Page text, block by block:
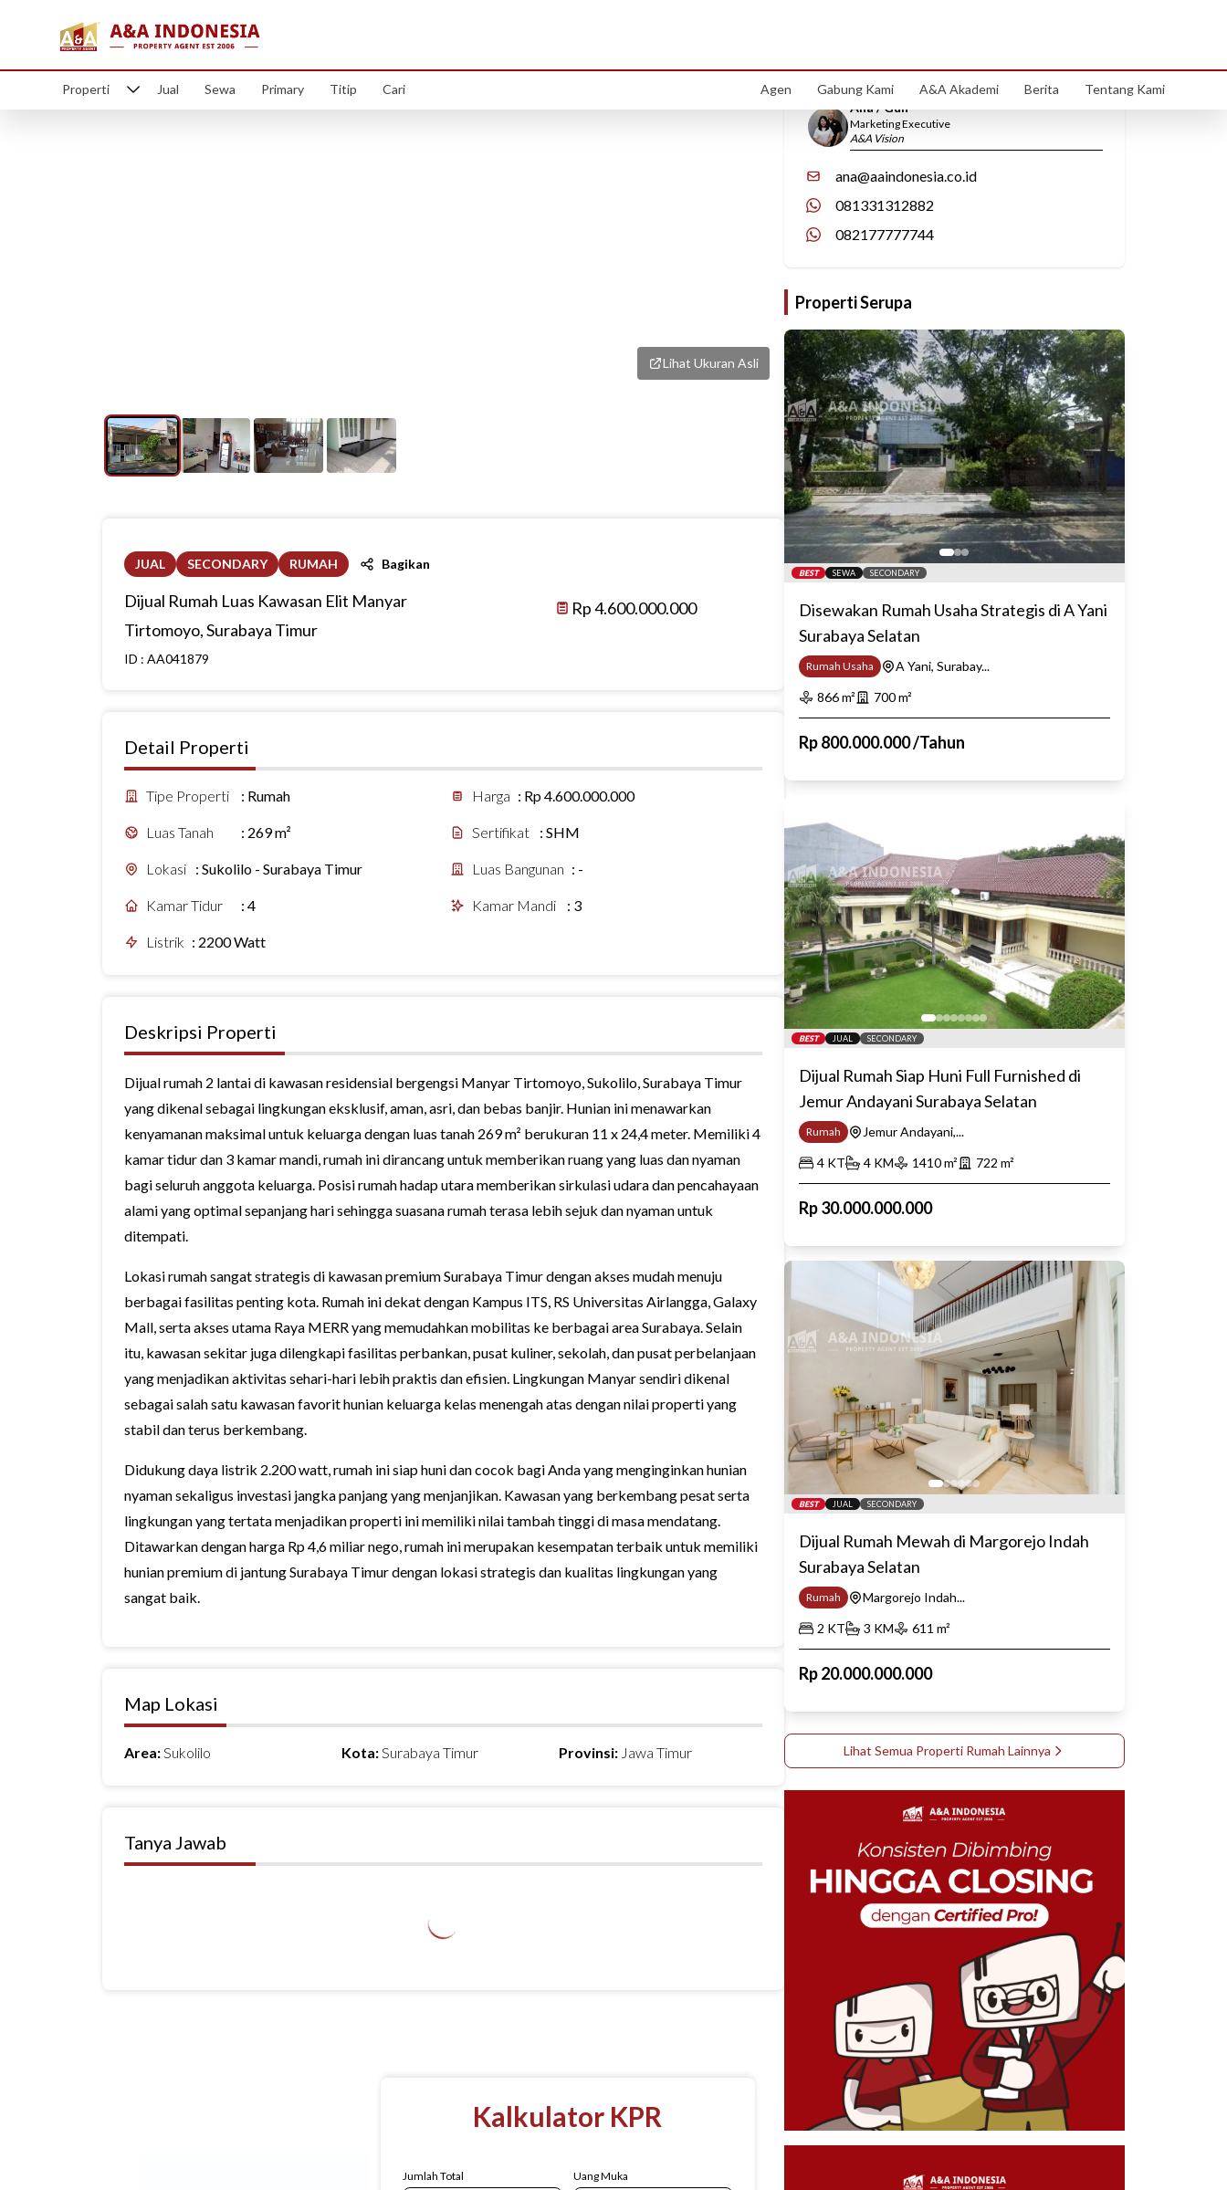
Properti Jual Sewa Primary Titip Cari Agen Gabung Kami A&A Akademi Berita Tentang Kami
Lihat Ukuran Asli
JUAL SECONDARY RUMAH Bagikan
Dijual Rumah Luas Kawasan Elit Manyar
Tirtomoyo, Surabaya Timur
Rp 4.600.000.000
ID : AA041879
Kalkulator KPR
Jumlah Total Uang Muka
Detail Properti
Tipe Properti : Rumah Harga : Rp 4.600.000.000
Luas Tanah : 269 m² Sertifikat :SHM
Lokasi : Sukolilo - Surabaya Timur Luas Bangunan : -
Kamar Tidur : 4 Kamar Mandi : 3
Listrik : 2200 Watt
Deskripsi Properti
Dijual rumah 2 lantai di kawasan residensial bergengsi Manyar Tirtomoyo, Sukolilo, Surabaya Timur
yang dikenal sebagai lingkungan eksklusif, aman, asri, dan bebas banjir. Hunian ini menawarkan
kenyamanan maksimal untuk keluarga dengan luas tanah 269 m² berukuran 11 x 24,4 meter. Memiliki 4
kamar tidur dan 3 kamar mandi, rumah ini dirancang untuk memberikan ruang yang luas dan nyaman
bagi seluruh anggota keluarga. Posisi rumah hadap utara memberikan sirkulasi udara dan pencahayaan
alami yang optimal sepanjang hari sehingga suasana rumah terasa lebih sejuk dan nyaman untuk
ditempati.
Lokasi rumah sangat strategis di kawasan premium Surabaya Timur dengan akses mudah menuju
berbagai fasilitas penting kota. Rumah ini dekat dengan Kampus ITS, RS Universitas Airlangga, Galaxy
Mall, serta akses utama Raya MERR yang memudahkan mobilitas ke berbagai area Surabaya. Selain
itu, kawasan sekitar juga dilengkapi fasilitas perbankan, pusat kuliner, sekolah, dan pusat perbelanjaan
yang menjadikan aktivitas sehari-hari lebih praktis dan efisien. Lingkungan Manyar sendiri dikenal
sebagai salah satu kawasan favorit hunian keluarga kelas menengah atas dengan nilai properti yang
stabil dan terus berkembang.
Didukung daya listrik 2.200 watt, rumah ini siap huni dan cocok bagi Anda yang menginginkan hunian
nyaman sekaligus investasi jangka panjang yang menjanjikan. Kawasan yang berkembang pesat serta
lingkungan yang tertata menjadikan properti ini memiliki nilai tambah tinggi di masa mendatang.
Ditawarkan dengan harga Rp 4,6 miliar nego, rumah ini merupakan kesempatan terbaik untuk memiliki
hunian premium di jantung Surabaya Timur dengan lokasi strategis dan kualitas lingkungan yang
sangat baik.
Map Lokasi
Area:Sukolilo Kota:Surabaya Timur Provinsi: Jawa Timur
Tanya Jawab
Hubungi Kami
Ana / Gun
Marketing Executive
A&A Vision
ana@aaindonesia.co.id
081331312882
082177777744
Properti Serupa
BEST SEWA SECONDARY
Disewakan Rumah Usaha Strategis di A Yani
Surabaya Selatan
Rumah Usaha
A Yani, Surabay...
866m² 700m²
Rp800.000.000/Tahun
BEST JUAL SECONDARY
Dijual Rumah Siap Huni Full Furnished di
Jemur Andayani Surabaya Selatan
Rumah
Jemur Andayani,...
4KT 4KM 1410m² 722 m²
Rp30.000.000.000
BEST JUAL SECONDARY
Dijual Rumah Mewah di Margorejo Indah
Surabaya Selatan
Rumah
Margorejo Indah...
2 KT 3 KM 611 m²
Rp20.000.000.000
Lihat Semua Properti Rumah Lainnya